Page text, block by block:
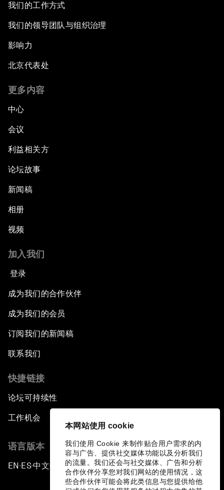
本网站使用 cookie
我们使用 Cookie 来制作贴合用户需求的内
容与广告、提供社交媒体功能以及分析我们
的流量。我们还会与社交媒体、广告和分析
合作伙伴分享您对我们网站的使用情况，这
些合作伙伴可能会将此类信息与您提供给他
我们的工作方式
我们的领导团队与组织治理
影响力
北京代表处
更多内容
中心
会议
利益相关方
论坛故事
新闻稿
相册
视频
加入我们
登录
成为我们的合作伙伴
成为我们的会员
订阅我们的新闻稿
联系我们
快捷链接
论坛可持续性
工作机会
语言版本
EN ▪ ES▪中文▪ 日本語